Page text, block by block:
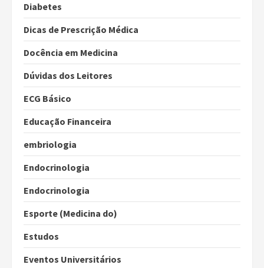
Diabetes
Dicas de Prescrição Médica
Docência em Medicina
Dúvidas dos Leitores
ECG Básico
Educação Financeira
embriologia
Endocrinologia
Endocrinologia
Esporte (Medicina do)
Estudos
Eventos Universitários